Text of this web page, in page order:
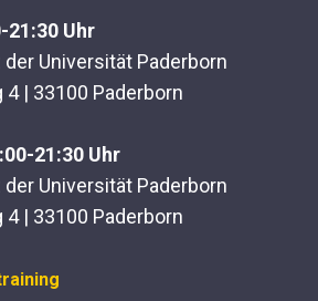
21:30 Uhr
Universität Paderborn
| 33100 Paderborn
21:30 Uhr
Universität Paderborn
| 33100 Paderborn